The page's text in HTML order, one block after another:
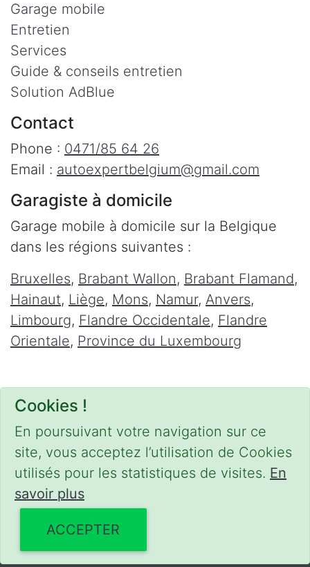
Cookies !
En poursuivant votre navigation sur ce
site, vous acceptez l’utilisation de Cookies
utilisés pour les statistiques de visites. En
savoir plus
ACCEPTER
Garage mobile
Entretien
Services
Guide & conseils entretien
Solution AdBlue
Contact
Phone : 0471/85 64 26
Email : autoexpertbelgium@gmail.com
Garagiste à domicile
Garage mobile à domicile sur la Belgique
dans les régions suivantes :
Bruxelles, Brabant Wallon, Brabant Flamand,
Hainaut, Liège, Mons, Namur, Anvers,
Limbourg, Flandre Occidentale, Flandre
Orientale, Province du Luxembourg
CONDITIONS-
Powered by Webilii